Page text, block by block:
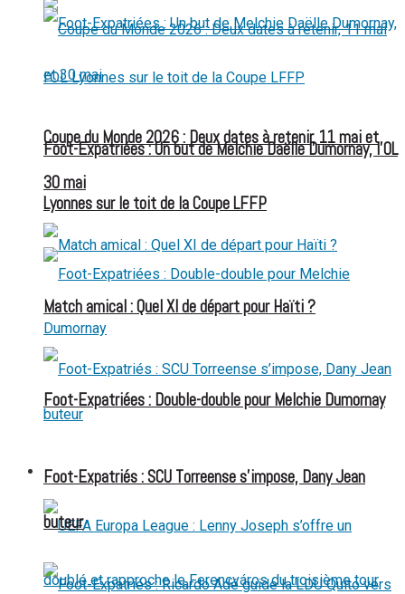
Foot-Expatriées : Un but de Melchie Daëlle Dumornay, l’OL
Lyonnes sur le toit de la Coupe LFFP
Foot-Expatriées : Double-double pour Melchie Dumornay
FOOT EXPATRIÉS
Coupe du Monde 2026 : Deux dates à retenir, 11 mai et
30 mai
Match amical : Quel XI de départ pour Haïti ?
Foot-Expatriés : SCU Torreense s’impose, Dany Jean
buteur